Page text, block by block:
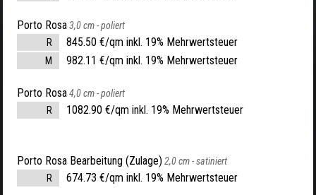
Porto Rosa3,0 cm -poliert
R
845.50 €/qm inkl. 19% Mehrwertsteuer
M 982.11 €/qm inkl. 19% Mehrwertsteuer
Porto Rosa4,0 cm -poliert
R
1082.90 €/qm inkl. 19% Mehrwertsteuer
Porto Rosa Bearbeitung (Zulage) 2,0 cm -satiniert
R
674.73 €/qm inkl. 19% Mehrwertsteuer